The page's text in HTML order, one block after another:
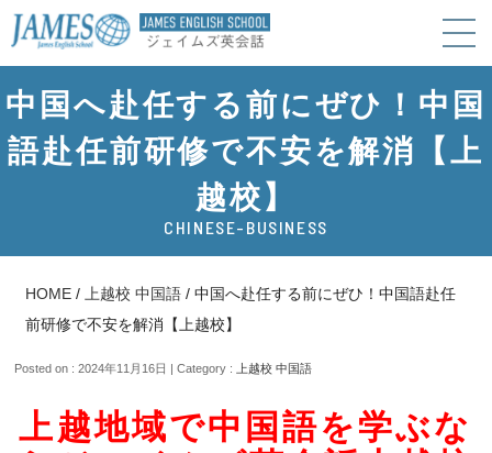
中国へ赴任する前にぜひ！中国
語赴任前研修で不安を解消【上
越校】
CHINESE-BUSINESS
HOME / 上越校 中国語 /中国へ赴任する前にぜひ！中国語赴任
前研修で不安を解消【上越校】
Posted on : 2024年11月16日 | Category : 上越校 中国語
上越地域で中国語を学ぶな